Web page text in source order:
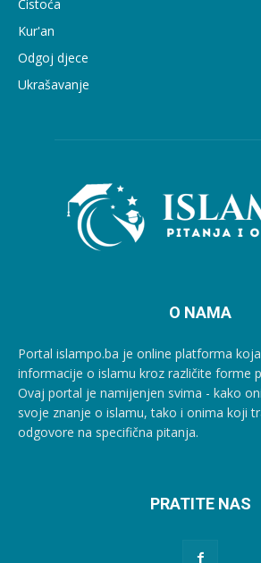
Čistoća
Kur'an
Odgoj djece
Ukrašavanje
O NAMA
Portal islampo.ba je online platforma
informacije o islamu kroz različite forme
Ovaj portal je namijenjen svima - kako
svoje znanje o islamu, tako i onima koji
odgovore na specifična pitanja.
PRATITE NAS